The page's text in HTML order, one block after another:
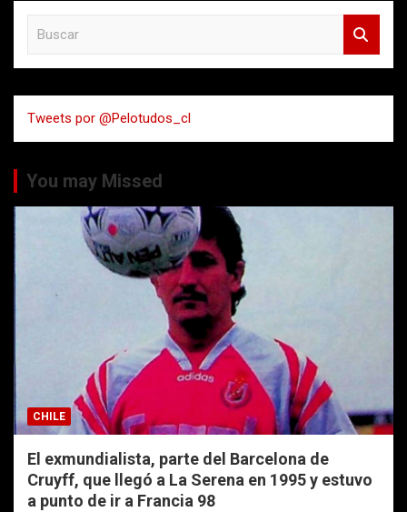
a
r
Tweets por @Pelotudos_cl
You may Missed
CHILE
El exmundialista, parte del Barcelona de
Cruyff, que llegó a La Serena en 1995 y estuvo
a punto de ir a Francia 98